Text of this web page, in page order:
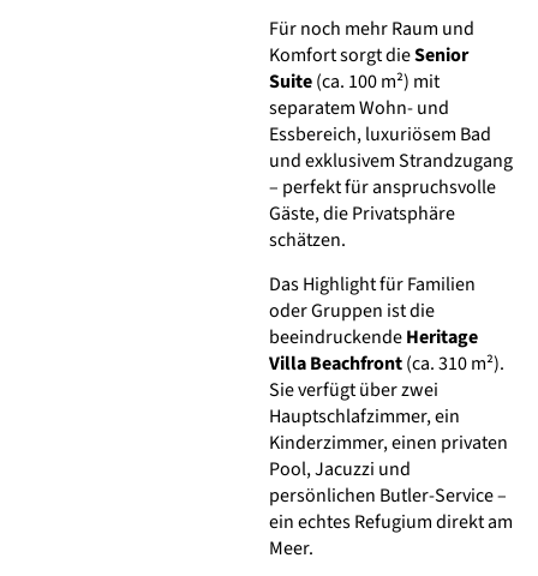
Für noch mehr Raum und
Komfort sorgt dieSenior
Suite(ca. 100 m²) mit
separatem Wohn- und
Essbereich, luxuriösem Bad
und exklusivem Strandzugang
– perfekt für anspruchsvolle
Gäste, die Privatsphäre
schätzen.
Das Highlight für Familien
oder Gruppen ist die
beeindruckendeHeritage
Villa Beachfront(ca. 310 m²).
Sie verfügt über zwei
Hauptschlafzimmer, ein
Kinderzimmer, einen privaten
Pool, Jacuzzi und
persönlichen Butler-Service –
ein echtes Refugium direkt am
Meer.